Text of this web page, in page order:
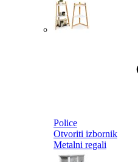
Police
Otvoriti izbornik
Metalni regali